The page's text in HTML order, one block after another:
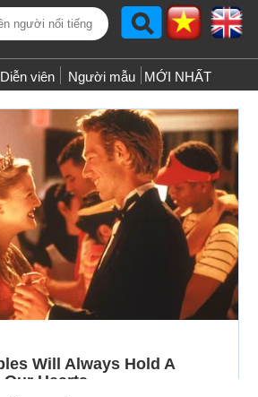
Diễn viên Người mẫu MỚI NHẤT